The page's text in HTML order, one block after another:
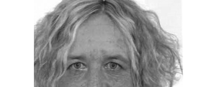
ANGEBOTE